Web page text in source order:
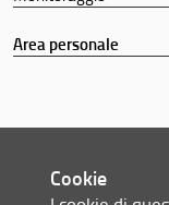
Area personale
Corso di Laurea
Cookie